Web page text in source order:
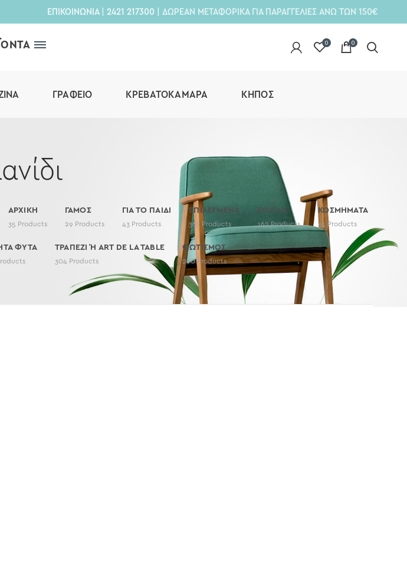
ΕΠΙΚΟΙΝΩΝΙΑ| 2421 217300 | ΔΩΡΕΑΝ ΜΕΤΑΦΟΡΙΚΑ ΓΙΑ ΠΑΡΑΓΓΕΛΙΕΣ ΑΝΩ ΤΩΝ 150€
0 0
ΓΡΑΦΕΊΟ ΚΡΕΒΑΤΟΚΆΜΑΡΑ ΚΉΠΟΣ
ΑΡΧΙΚΗ
35 Products
ΓΑΜΟΣ
29 Products
ΓΙΑ ΤΟ ΠΑΙΔΙ
43 Products
ΕΠΙΛΕΓΜΕΝΑ
367 Products
ΕΠΙΠΛΑ
162 Products
ΚΟΣΜΗΜΑΤΑ
35 Products
ΦΥΤΑ ΤΡΑΠΕΖΙ Ή ART DE LA TABLE
304 Products
ΦΩΤΙΣΜΟΣ
290 Products